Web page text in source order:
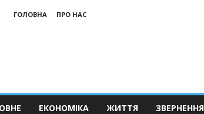
ГОЛОВНА
ПРО НАС
ЕКОНОМІКА ЖИТТЯ ЗВЕРНЕННЯ